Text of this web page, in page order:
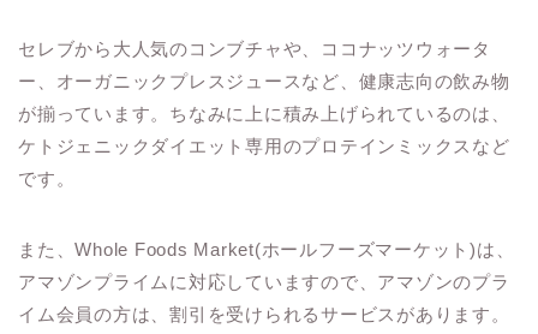
セレブから大人気のコンブチャや、ココナッツウォータ
ー、オーガニックプレスジュースなど、健康志向の飲み物
が揃っています。ちなみに上に積み上げられているのは、
ケトジェニックダイエット専用のプロテインミックスなど
です。
また、Whole Foods Market(ホールフーズマーケット)は、
アマゾンプライムに対応していますので、アマゾンのプラ
イム会員の方は、割引を受けられるサービスがあります。